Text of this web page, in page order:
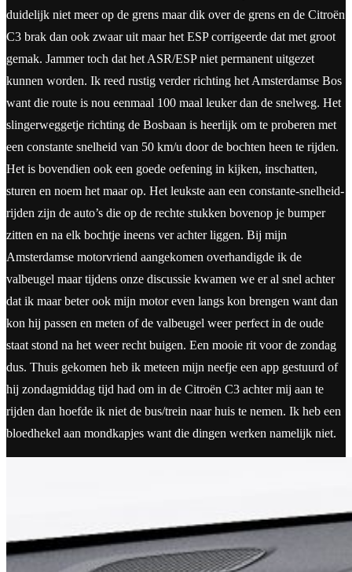
duidelijk niet meer op de grens maar dik over de grens en de Citroën
C3 brak dan ook zwaar uit maar het ESP corrigeerde dat met groot
gemak. Jammer toch dat het ASR/ESP niet permanent uitgezet
kunnen worden. Ik reed rustig verder richting het Amsterdamse Bos
want die route is nou eenmaal 100 maal leuker dan de snelweg. Het
slingerweggetje richting de Bosbaan is heerlijk om te proberen met
een constante snelheid van 50 km/u door de bochten heen te rijden.
Het is bovendien ook een goede oefening in kijken, inschatten,
sturen en noem het maar op. Het leukste aan een constante-snelheid-
rijden zijn de auto’s die op de rechte stukken bovenop je bumper
zitten en na elk bochtje ineens ver achter liggen. Bij mijn
Amsterdamse motorvriend aangekomen overhandigde ik de
valbeugel maar tijdens onze discussie kwamen we er al snel achter
dat ik maar beter ook mijn motor even langs kon brengen want dan
kon hij passen en meten of de valbeugel weer perfect in de oude
staat stond na het weer recht buigen. Een mooie rit voor de zondag
dus. Thuis gekomen heb ik meteen mijn neefje een app gestuurd of
hij zondagmiddag tijd had om in de Citroën C3 achter mij aan te
rijden dan hoefde ik niet de bus/trein naar huis te nemen. Ik heb een
bloedhekel aan mondkapjes want die dingen werken namelijk niet.